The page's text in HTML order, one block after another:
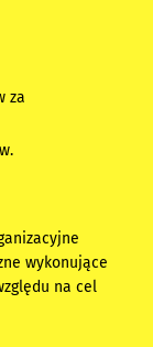
za
wykonujące
na cel